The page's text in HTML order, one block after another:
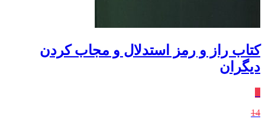
کتاب راز و رمز استدلال و مجاب کردن
دیگران
14